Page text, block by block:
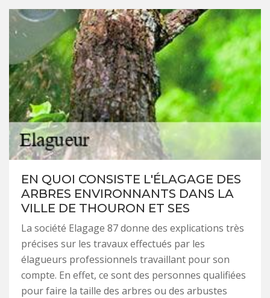
EN QUOI CONSISTE L'ÉLAGAGE DES
ARBRES ENVIRONNANTS DANS LA
VILLE DE THOURON ET SES
La société Elagage 87 donne des explications très
précises sur les travaux effectués par les
élagueurs professionnels travaillant pour son
compte. En effet, ce sont des personnes qualifiées
pour faire la taille des arbres ou des arbustes